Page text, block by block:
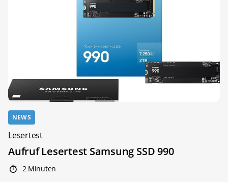
NEWS
Lesertest
Aufruf Lesertest Samsung SSD 990
2 Minuten